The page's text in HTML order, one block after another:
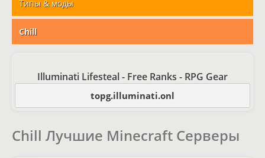
Типы & моды
Chill
Illuminati Lifesteal - Free Ranks - RPG Gear
topg.illuminati.onl
Chill Лучшие Minecraft Серверы